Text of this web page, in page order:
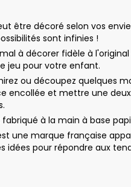
peut être décoré selon vos
sont infinies !
à décorer fidèle à
jeu pour votre enfant.
ou découpez
encollée et mettre une
fabriqué à la main à base
est une marque française
idées pour répondre aux